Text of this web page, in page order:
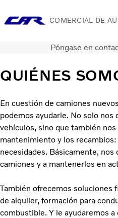
COMERCIAL DE
Servicios
Camiones usados
Contacte con nosotros
Acerca de nosotros
Póngase en
QUIÉNES
En cuestión de camiones
podemos ayudarle. No solo nos
vehículos, sino que también
mantenimiento y los
necesidades. Básicamente, nos
camiones y a mantenerlos en
También ofrecemos soluciones
de alquiler, formación para
combustible. Y le ayudaremos